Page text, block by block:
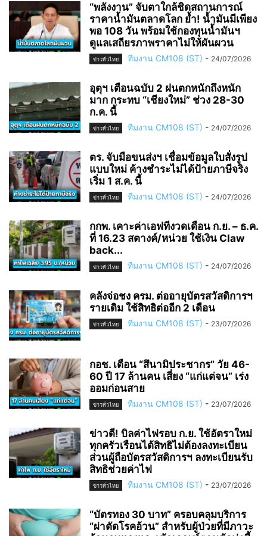
“พลังงาน” จับตาใกล้ชิดสถานการณ์
ราคาน้ำมันตลาดโลก ย้ำ! น้ำมันมีเพียง
พอ 108 วัน พร้อมใช้กองทุนน้ำมันฯ
ดูแลเสถียรภาพราคาไม่ให้ผันผวน
ข่าวทั่วไทย ทีมงาน CM108 (ST) - 24/07/2026
อุตุฯ เตือนฉบับ 2 ฝนตกหนักถึงหนัก
มาก กระทบ “เชียงใหม่” ช่วง 28-30
ก.ค. นี้
ข่าวทั่วไทย ทีมงาน CM108 (ST) - 24/07/2026
ตร. จับมือขนส่งฯ เชื่อมข้อมูลใบสั่งรูป
แบบใหม่ ค้างชำระไม่ได้ป้ายภาษีจริง
เริ่ม 1 ส.ค. นี้
ข่าวทั่วไทย ทีมงาน CM108 (ST) - 24/07/2026
กกพ. เคาะค่าเอฟทีงวดเดือน ก.ย. – ธ.ค.
ที่ 16.23 สตางค์/หน่วย ใช้เงิน Claw
back...
ข่าวทั่วไทย ทีมงาน CM108 (ST) - 24/07/2026
คลังจ่อชง ครม. ต่ออายุบัตรสวัสดิการฯ
รายเดิม ใช้สิทธิต่ออีก 2 เดือน
ข่าวทั่วไทย ทีมงาน CM108 (ST) - 23/07/2026
กอช. เตือน “สึนามิประชากร” วัย 46-
60 ปี 17 ล้านคน เสี่ยง “แก่แต่จน” เร่ง
ออมก่อนสาย
ข่าวทั่วไทย ทีมงาน CM108 (ST) - 23/07/2026
ข่าวดี! บิลค่าไฟรอบ ก.ย. ใช้อัตราใหม่
ทุกครัวเรือนได้สิทธิไม่ต้องลงทะเบียน
ส่วนผู้ถือบัตรสวัสดิการฯ ลงทะเบียนรับ
สิทธิช่วยค่าไฟ
ข่าวทั่วไทย ทีมงาน CM108 (ST) - 23/07/2026
“บัตรทอง 30 บาท” ครอบคลุมบริการ
“ผ่าตัดโรคอ้วน” สำหรับผู้ป่วยที่มีภาวะ